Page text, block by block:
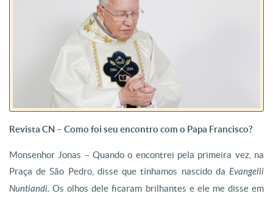
Revista CN – Como foi seu encontro com o Papa Francisco?
Monsenhor Jonas – Quando o encontrei pela primeira vez, na
Praça de São Pedro, disse que tínhamos nascido da Evangelli
Nuntiandi.Os olhos dele ficaram brilhantes e ele me disse em